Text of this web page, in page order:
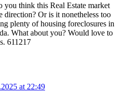
you think this Real Estate market
Or is it nonetheless too
plenty of housing foreclosures in
What about you? Would love to
611217
at 22:49